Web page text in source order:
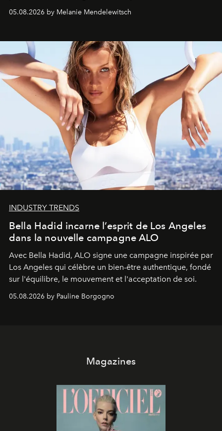
de vivre Romain dans toute son élégance intemporelle.
05.08.2026 by Melanie Mendelewitsch
INDUSTRY TRENDS
Bella Hadid incarne l’esprit de Los Angeles
dans la nouvelle campagne ALO
Avec Bella Hadid, ALO signe une campagne inspirée par
Los Angeles qui célèbre un bien-être authentique, fondé
sur l'équilibre, le mouvement et l'acceptation de soi.
05.08.2026 by Pauline Borgogno
Magazines